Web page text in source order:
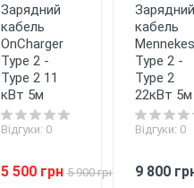
Зарядний
кабель
OnCharger
Type 2 -
Type 2 11
кВт 5м
Відгуки: 0
5 500 грн 5 900 грн
Зарядний
кабель
Mennekes
Type 2 -
Type 2
22кВт 5м
Відгуки: 0
9 800